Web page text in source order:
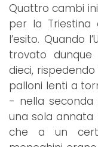
Quattro cambi
per la Triestina
l’esito. Quando
trovato
dieci,
palloni lenti a
- nella
una sola annata
che a un